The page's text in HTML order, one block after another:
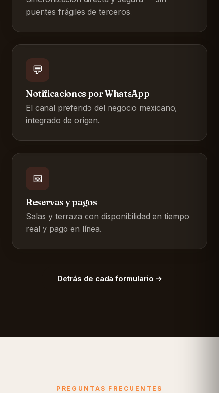
puentes frágiles de terceros.
💬
Notificaciones por WhatsApp
El canal preferido del negocio mexicano,
integrado de origen.
📅
Reservas y pagos
Salas y terraza con disponibilidad en tiempo
real y pago en línea.
Detrás de cada formulario →
PREGUNTAS FRECUENTES